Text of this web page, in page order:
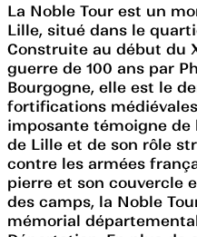
La Noble Tour est un
Lille, situé dans le
Construite au début du
guerre de 100 ans par
Bourgogne, elle est le
fortifications
imposante témoigne
de Lille et de son rôle
contre les armées
pierre et son couvercle
des camps, la Noble
mémorial